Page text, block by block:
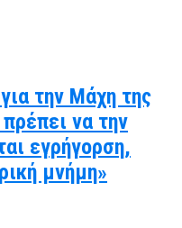
την Μάχη της
να την
εγρήγορση,
μνήμη»